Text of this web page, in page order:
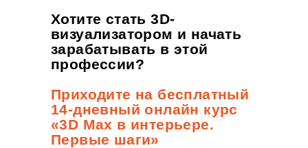
Хотите стать 3D-
визуализатором и начать
зарабатывать в этой
профессии?
Приходите на бесплатный
14-дневный онлайн курс
«3D Max в интерьере.
Первые шаги»